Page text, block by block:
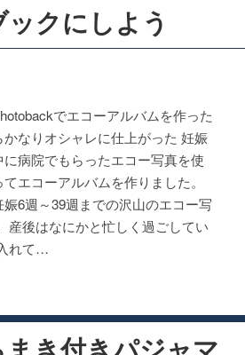
クにしよう
でエコーアルバムを作った
かなりオシャレに仕上がった 妊娠
に病院でもらったエコー写真を使
てエコーアルバムを作りました。
娠6週～39週までの沢山のエコー写
産後はなにかと忙しく過ごしてい
れて…